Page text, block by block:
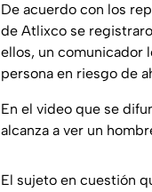
De acuerdo con los
de Atlixco se
ellos, un comunicador
persona en riesgo de
En el video que se
alcanza a ver un
El sujeto en cuestión